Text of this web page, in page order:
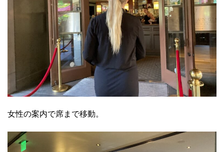
女性の案内で席まで移動。